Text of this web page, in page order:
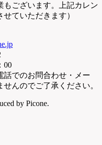
もございます。上記カレン
ていただきます）
00
でのお問合わせ・メー
んのでご了承ください。
by Picone.